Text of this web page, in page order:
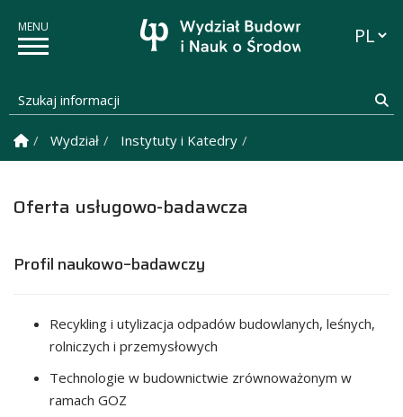
Szukaj informacji
Strona Główna
Wydział Instytuty i Katedry
Oferta usługowo-badawcza
Profil naukowo–badawczy
Recykling i utylizacja odpadów budowlanych, leśnych,
rolniczych i przemysłowych
Technologie w budownictwie zrównoważonym w
ramach GOZ